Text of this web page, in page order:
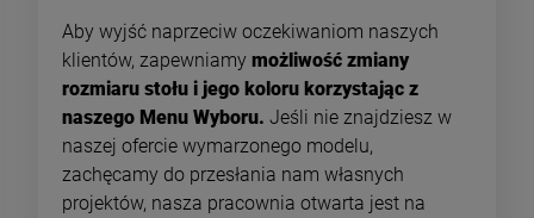
Aby wyjść naprzeciw oczekiwaniom naszych
klientów, zapewniamy możliwość zmiany
rozmiaru stołu i jego koloru korzystając z
naszego Menu Wyboru. Jeśli nie znajdziesz w
naszej ofercie wymarzonego modelu,
zachęcamy do przesłania nam własnych
projektów, nasza pracownia otwarta jest na